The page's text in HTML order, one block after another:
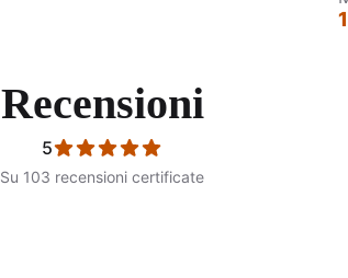
Recensioni
5
Su 103 recensioni certificate